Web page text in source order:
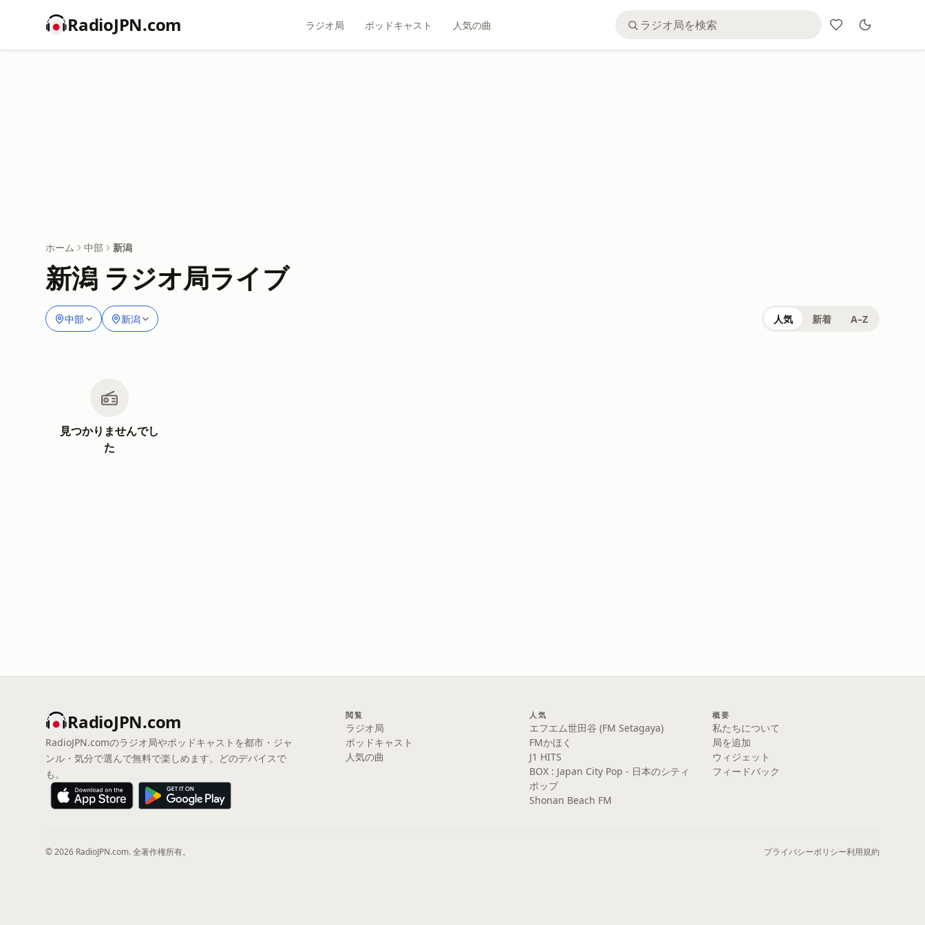
RadioJPN.com ラジオ局 ポッドキャスト 人気の曲
ホーム 中部 新潟
新潟 ラジオ局ライブ
中部 新潟 人気 新着 A–Z
見つかりませんでし
た
RadioJPN.com
RadioJPN.comのラジオ局やポッドキャストを都市・ジャ
ンル・気分で選んで無料で楽しめます。どのデバイスで
も。
閲覧
ラジオ局
ポッドキャスト
人気の曲
人気
エフエム世田谷 (FM Setagaya)
FMかほく
J1 HITS
BOX : Japan City Pop - 日本のシティ
ポップ
Shonan Beach FM
概要
私たちについて
局を追加
ウィジェット
フィードバック
© 2026 RadioJPN.com. 全著作権所有。 プライバシーポリシー利用規約